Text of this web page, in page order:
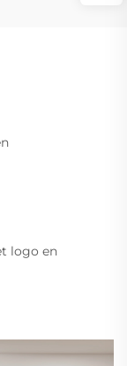
logo en